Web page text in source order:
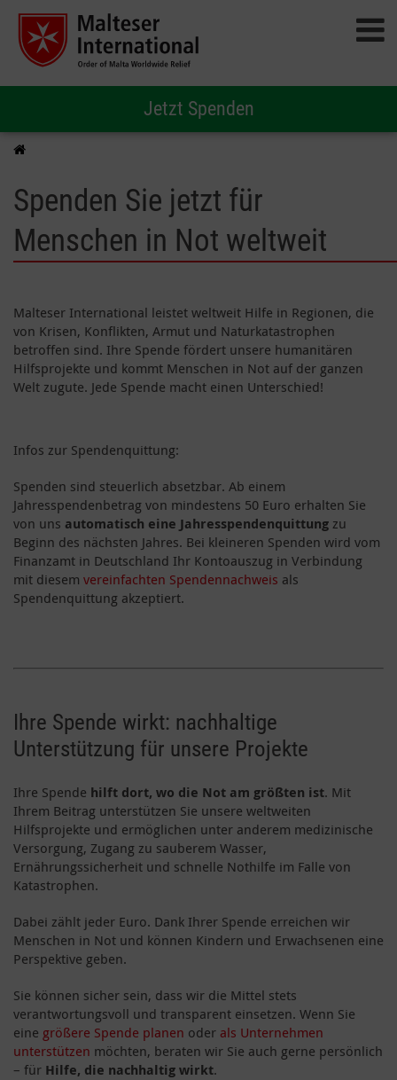
Jetzt Spenden
Spenden Sie jetzt für
Menschen in Not weltweit
Malteser International leistet weltweit Hilfe in Regionen, die
von Krisen, Konflikten, Armut und Naturkatastrophen
betroffen sind. Ihre Spende fördert unsere humanitären
Hilfsprojekte und kommt Menschen in Not auf der ganzen
Welt zugute. Jede Spende macht einen Unterschied!
Infos zur Spendenquittung:
Spenden sind steuerlich absetzbar. Ab einem
Jahresspendenbetrag von mindestens 50 Euro erhalten Sie
von uns automatisch eine Jahresspendenquittung zu
Beginn des nächsten Jahres. Bei kleineren Spenden wird vom
Finanzamt in Deutschland Ihr Kontoauszug in Verbindung
mit diesem vereinfachten Spendennachweis als
Spendenquittung akzeptiert.
Ihre Spende wirkt: nachhaltige
Unterstützung für unsere Projekte
Ihre Spende hilft dort, wo die Not am größten ist. Mit
Ihrem Beitrag unterstützen Sie unsere weltweiten
Hilfsprojekte und ermöglichen unter anderem medizinische
Versorgung, Zugang zu sauberem Wasser,
Ernährungssicherheit und schnelle Nothilfe im Falle von
Katastrophen.
Dabei zählt jeder Euro. Dank Ihrer Spende erreichen wir
Menschen in Not und können Kindern und Erwachsenen eine
Perspektive geben.
Sie können sicher sein, dass wir die Mittel stets
verantwortungsvoll und transparent einsetzen. Wenn Sie
eine größere Spende planen oder als Unternehmen
unterstützen möchten, beraten wir Sie auch gerne persönlich
– für Hilfe, die nachhaltig wirkt.